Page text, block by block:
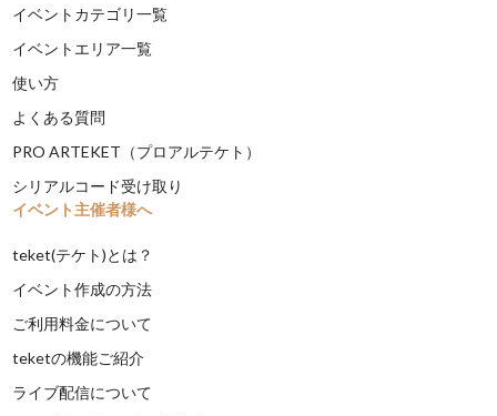
イベントカテゴリ一覧
イベントエリア一覧
使い方
よくある質問
PRO ARTEKET（プロアルテケト）
シリアルコード受け取り
イベント主催者様へ
teket(テケト)とは？
イベント作成の方法
ご利用料金について
teketの機能ご紹介
ライブ配信について